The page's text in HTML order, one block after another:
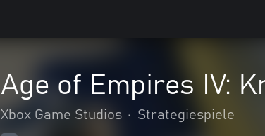
Age of Empires IV:
Xbox Game Studios • Strategiespiele